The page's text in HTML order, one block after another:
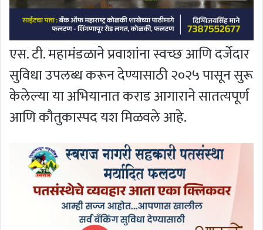
एस. टी. महामंडळाने प्रवाशांना स्वच्छ आणि दर्जेदार
सुविधा उपलब्ध करून देण्यासाठी २०२५ पासून सुरू
केलेल्या या अभियानात कराड आगाराने सातत्यपूर्ण
आणि कौतुकास्पद यश मिळवले आहे.